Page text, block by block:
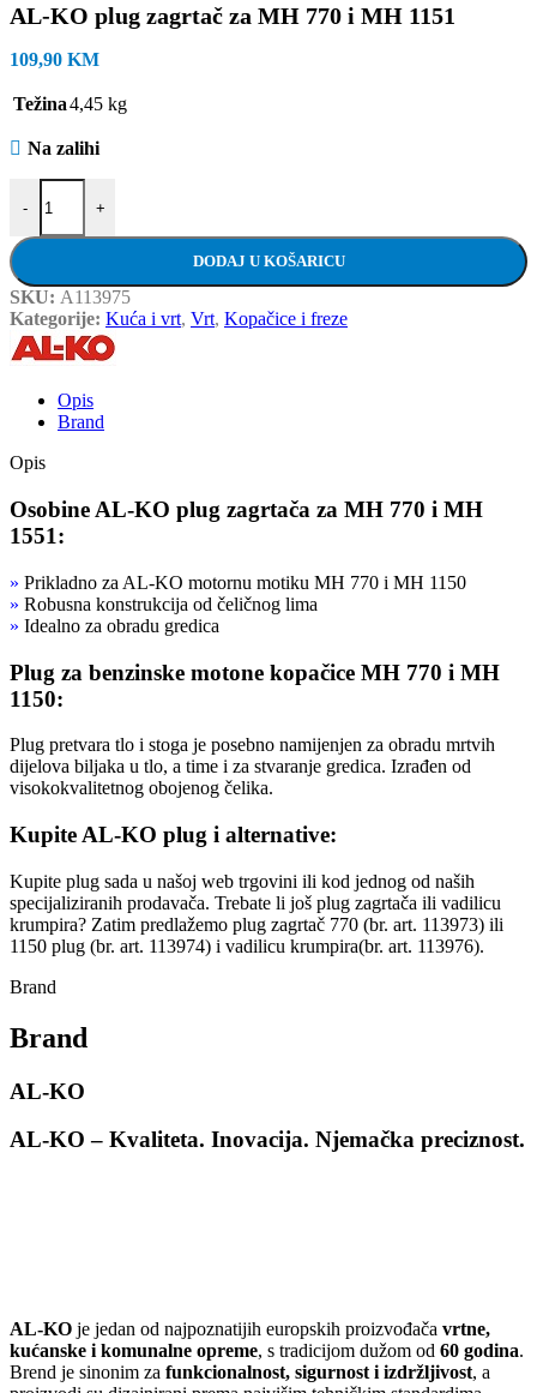
AL-KO plug zagrtač za MH 770 i MH 1151
109,90 KM
Težina4,45 kg
Na zalihi
-
AL-KO plug zagrtač za MH 770 i MH 1151 količina
+
DODAJ U KOŠARICU
SKU: A113975
Kategorije: Kuća i vrt, Vrt, Kopačice i freze
Opis
Brand
Opis
Osobine AL-KO plug zagrtača za MH 770 i MH
1551:
» Prikladno za AL-KO motornu motiku MH 770 i MH 1150
» Robusna konstrukcija od čeličnog lima
» Idealno za obradu gredica
Plug za benzinske motone kopačice MH 770 i MH
1150:
Plug pretvara tlo i stoga je posebno namijenjen za obradu mrtvih
dijelova biljaka u tlo, a time i za stvaranje gredica. Izrađen od
visokokvalitetnog obojenog čelika.
Kupite AL-KO plug i alternative:
Kupite plug sada u našoj web trgovini ili kod jednog od naših
specijaliziranih prodavača. Trebate li još plug zagrtača ili vadilicu
krumpira? Zatim predlažemo plug zagrtač 770 (br. art. 113973) ili
1150 plug (br. art. 113974) i vadilicu krumpira(br. art. 113976).
Brand
Brand
AL-KO
AL-KO – Kvaliteta. Inovacija. Njemačka preciznost.
AL-KO je jedan od najpoznatijih europskih proizvođača vrtne,
kućanske i komunalne opreme, s tradicijom dužom od 60 godina.
Brend je sinonim za funkcionalnost, sigurnost i izdržljivost, a